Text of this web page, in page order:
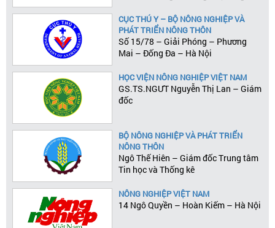
CỤC THÚ Y – BỘ NÔNG NGHIỆP VÀ
PHÁT TRIỂN NÔNG THÔN
Số 15/78 – Giải Phóng – Phương
Mai – Đống Đa – Hà Nội
HỌC VIỆN NÔNG NGHIỆP VIỆT NAM
GS.TS.NGƯT Nguyễn Thị Lan – Giám
đốc
BỘ NÔNG NGHIỆP VÀ PHÁT TRIỂN
NÔNG THÔN
Ngô Thế Hiên – Giám đốc Trung tâm
Tin học và Thống kê
NÔNG NGHIỆP VIỆT NAM
14 Ngô Quyền – Hoàn Kiếm – Hà Nội